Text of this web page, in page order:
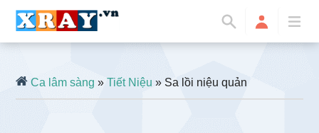
Ca lâm sàng »Tiết Niệu » Sa lồi niệu quản